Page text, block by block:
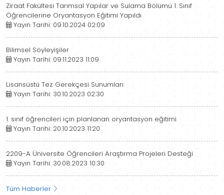
Ziraat Fakültesi Tarımsal Yapılar ve Sulama Bölümü 1. Sınıf
Öğrencilerine Oryantasyon Eğitimi Yapıldı
Yayın Tarihi: 09.10.2024 02:09
Bilimsel Söyleyişiler
Yayın Tarihi: 09.11.2023 11:09
Lisansüstü Tez Gerekçesi Sunumları
Yayın Tarihi: 30.10.2023 02:30
1. sınıf öğrencileri için planlanan oryantasyon eğitimi
Yayın Tarihi: 20.10.2023 11:20
2209-A Üniversite Öğrencileri Araştırma Projeleri Desteği
Yayın Tarihi: 30.08.2023 10:30
Tüm Haberler